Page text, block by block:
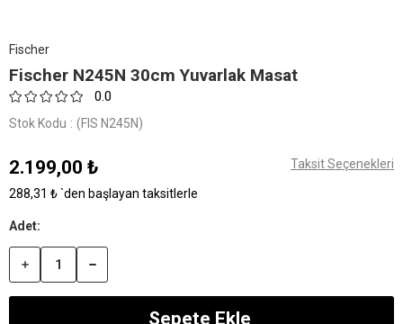
Fischer
​​Fischer N245N 30cm Yuvarlak Masat
0.0
Stok Kodu (FIS N245N)
2.199,00 ₺ Taksit Seçenekleri
288,31 ₺`den başlayan taksitlerle